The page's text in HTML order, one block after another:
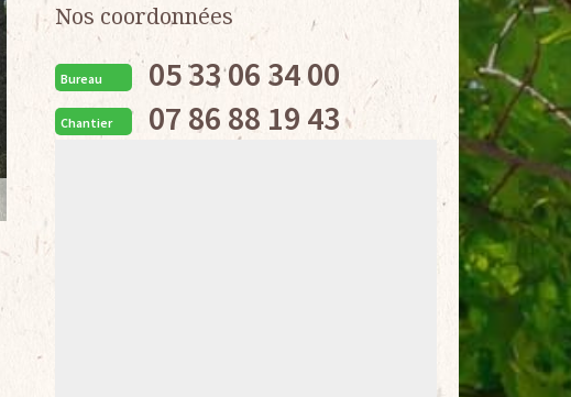
Nos coordonnées
Bureau 05 33 06 34 00
Chantier 07 86 88 19 43